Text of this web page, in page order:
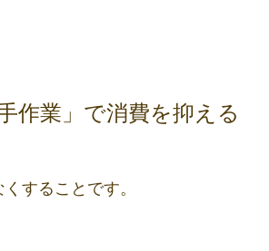
業」で消費を抑える
することです。